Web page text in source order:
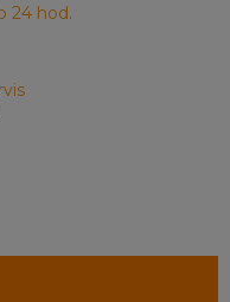
24 hod.